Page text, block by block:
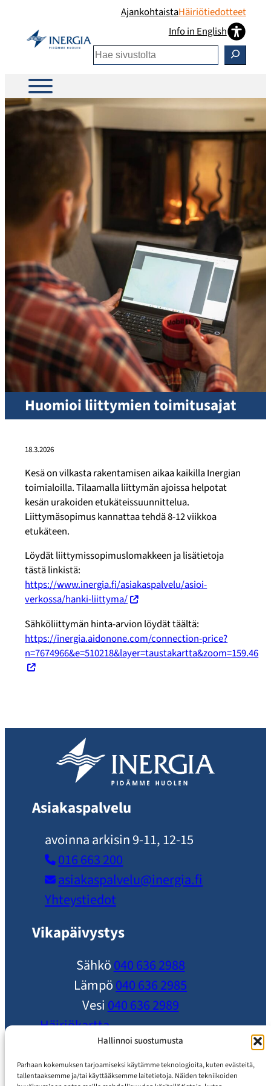
Hallinnoi suostumusta
Parhaan kokemuksen tarjoamiseksi käytämme teknologioita, kuten evästeitä,
tallentaaksemme ja/tai käyttääksemme laitetietoja. Näiden tekniikoiden
AjankohtaistaHäiriötiedotteet
Info in English
Etsi
Huomioi liittymien toimitusajat
18.3.2026
Kesä on vilkasta rakentamisen aikaa kaikilla Inergian
toimialoilla. Tilaamalla liittymän ajoissa helpotat
kesän urakoiden etukäteissuunnittelua.
Liittymäsopimus kannattaa tehdä 8-12 viikkoa
etukäteen.
Löydät liittymissopimuslomakkeen ja lisätietoja
tästä linkistä:
https://www.inergia.fi/asiakaspalvelu/asioi-
verkossa/hanki-liittyma/
Sähköliittymän hinta-arvion löydät täältä:
https://inergia.aidonone.com/connection-price?
n=7674966&e=510218&layer=taustakartta&zoom=159.46
Asiakaspalvelu
avoinna arkisin 9-11, 12-15
016 663 200
asiakaspalvelu​@inergia.fi
Yhteystiedot
Vikapäivystys
Sähkö040 636 2988
Lämpö040 636 2985
Vesi 040 636 2989
Häiriökartta
Ole yhteydessä
Ajankohtaista